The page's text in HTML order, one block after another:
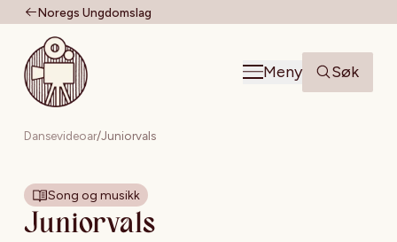
Noregs Ungdomslag
Til forsiden
Meny
Søk
Dansevideoar/Juniorvals
Song og musikk
Juniorvals